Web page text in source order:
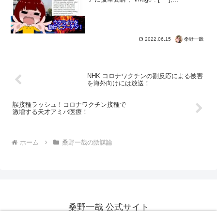
2022.06.15 桑野一哉
NHK コロナワクチンの副反応による被害
を海外向けには放送！
誤接種ラッシュ！コロナワクチン接種で
激増する天才アミバ医療！
ホーム 桑野一哉の陰謀論
桑野一哉 公式サイト